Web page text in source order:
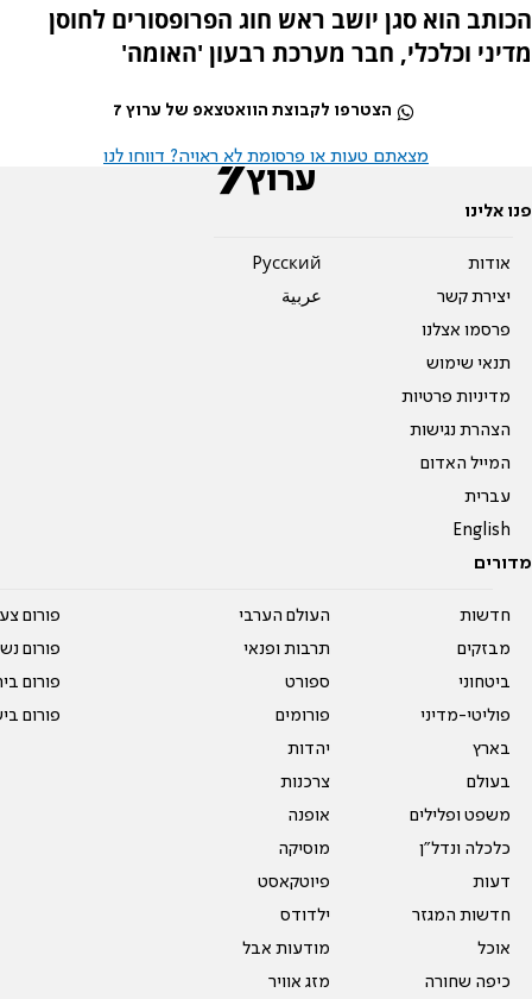
הכותב הוא סגן יושב ראש חוג הפרופסורים לחוסן
מדיני וכלכלי, חבר מערכת רבעון 'האומה'
הצטרפו לקבוצת הוואטצאפ של ערוץ 7
מצאתם טעות או פרסומת לא ראויה? דווחו לנו
פנו אלינו
אודות
יצירת קשר
פרסמו אצלנו
תנאי שימוש
מדיניות פרטיות
הצהרת נגישות
המייל האדום
עברית
English
Pусский
عربية
מדורים
חדשות
מבזקים
ביטחוני
פוליטי-מדיני
בארץ
בעולם
משפט ופלילים
כלכלה ונדל"ן
דעות
חדשות המגזר
אוכל
כיפה שחורה
העולם הערבי
תרבות ופנאי
ספורט
פורומים
יהדות
צרכנות
אופנה
מוסיקה
פיוטקאסט
ילדודס
מודעות אבל
מזג אוויר
פורום
פורום
פורום
פורום